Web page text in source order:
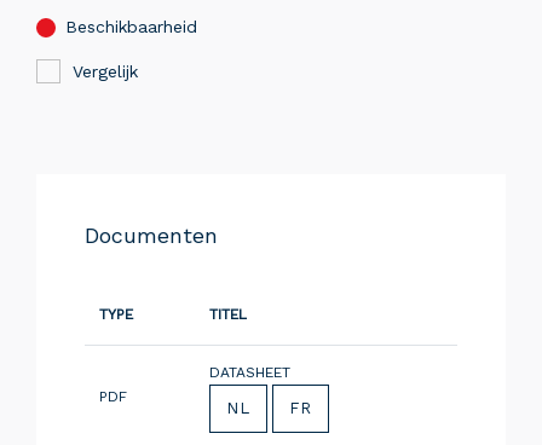
Beschikbaarheid
Vergelijk
Documenten
TYPE TITEL
PDF
DATASHEET
NL FR